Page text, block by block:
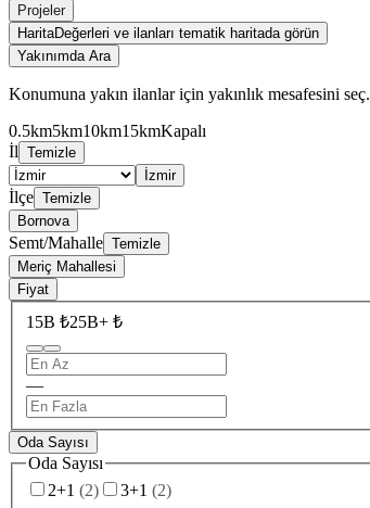
Projeler
HaritaDeğerleri ve ilanları tematik haritada görün
Yakınımda Ara
Konumuna yakın ilanlar için yakınlık mesafesini seç.
0.5km5km10km15kmKapalı
İl Temizle
İzmir
İlçe Temizle
Bornova
Semt/Mahalle Temizle
Meriç Mahallesi
Fiyat
15B ₺25B+ ₺
—
Oda Sayısı
Oda Sayısı
2+1 (2) 3+1 (2)